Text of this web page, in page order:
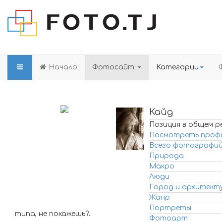
Начало Фотосайт Категории
типа, не покажешь?..
Кайд
Позиция в общем
Посмотреть
Всего фотографий
Природа
Макро
Люди
Город и
Жанр
Портреты
Фотоарт